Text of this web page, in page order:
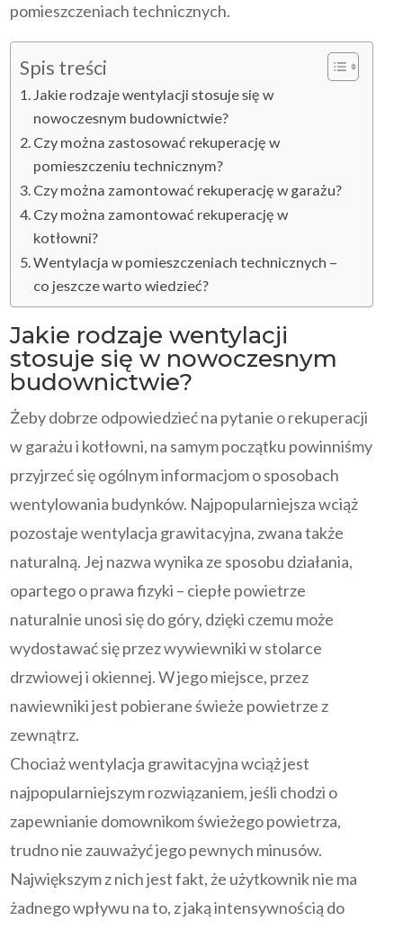
pomieszczeniach technicznych.
Spis treści
Jakie rodzaje wentylacji stosuje się w
nowoczesnym budownictwie?
Czy można zastosować rekuperację w
pomieszczeniu technicznym?
Czy można zamontować rekuperację w garażu?
Czy można zamontować rekuperację w
kotłowni?
Wentylacja w pomieszczeniach technicznych –
co jeszcze warto wiedzieć?
Jakie rodzaje wentylacji
stosuje się w nowoczesnym
budownictwie?
Żeby dobrze odpowiedzieć na pytanie o rekuperacji
w garażu i kotłowni, na samym początku powinniśmy
przyjrzeć się ogólnym informacjom o sposobach
wentylowania budynków. Najpopularniejsza wciąż
pozostaje wentylacja grawitacyjna, zwana także
naturalną. Jej nazwa wynika ze sposobu działania,
opartego o prawa fizyki – ciepłe powietrze
naturalnie unosi się do góry, dzięki czemu może
wydostawać się przez wywiewniki w stolarce
drzwiowej i okiennej. W jego miejsce, przez
nawiewniki jest pobierane świeże powietrze z
zewnątrz.
Chociaż wentylacja grawitacyjna wciąż jest
najpopularniejszym rozwiązaniem, jeśli chodzi o
zapewnianie domownikom świeżego powietrza,
trudno nie zauważyć jego pewnych minusów.
Największym z nich jest fakt, że użytkownik nie ma
żadnego wpływu na to, z jaką intensywnością do